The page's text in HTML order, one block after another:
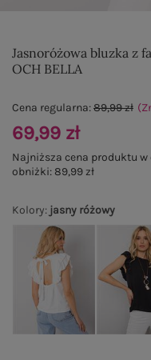
Jasnoróżowa bluzka z
OCH BELLA
Kolory: jasny różowy
Cena regularna:89,99 zł
69,99 zł
Najniższa cena produktu
obniżki: 89,99 zł